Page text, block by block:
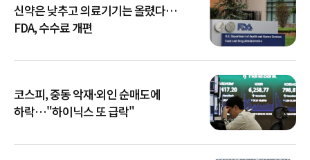
신약은 낮추고 의료기기는 올렸다…
FDA, 수수료 개편
코스피, 중동 악재·외인 순매도에
하락…"하이닉스 또 급락"